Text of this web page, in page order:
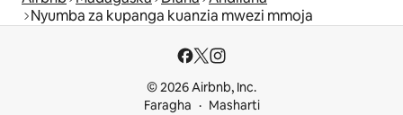
Nyumba za kupanga kuanzia mwezi mmoja
© 2026 Airbnb, Inc.
Faragha
Masharti